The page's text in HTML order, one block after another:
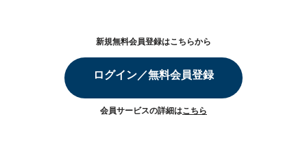
新規無料会員登録はこちらから
ログイン／無料会員登録
会員サービスの詳細はこちら